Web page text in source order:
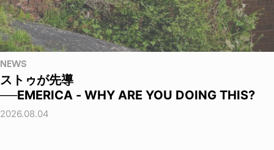
NEWS
ストゥが先導
──EMERICA - WHY ARE YOU DOING THIS?
2026.08.04